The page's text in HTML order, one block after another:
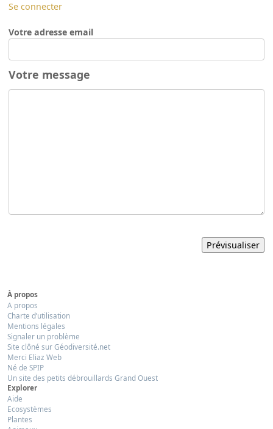
Se connecter
Votre adresse email
Votre message
À propos
A propos
Charte d’utilisation
Mentions légales
Signaler un problème
Site clôné sur Géodiversité.net
Merci Eliaz Web
Né de SPIP
Un site des petits débrouillards Grand Ouest
Explorer
Aide
Ecosystèmes
Plantes